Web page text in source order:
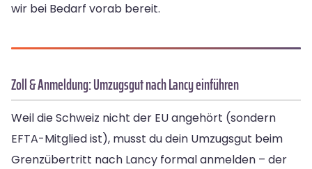
wir bei Bedarf vorab bereit.
Zoll & Anmeldung: Umzugsgut nach Lancy einführen
Weil die Schweiz nicht der EU angehört (sondern
EFTA-Mitglied ist), musst du dein Umzugsgut beim
Grenzübertritt nach Lancy formal anmelden – der